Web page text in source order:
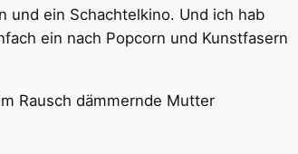
und ein Schachtelkino. Und ich hab
ein nach Popcorn und Kunstfasern
Rausch dämmernde Mutter